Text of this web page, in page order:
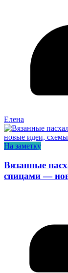
Елена
На заметку
Вязанные
спицами —